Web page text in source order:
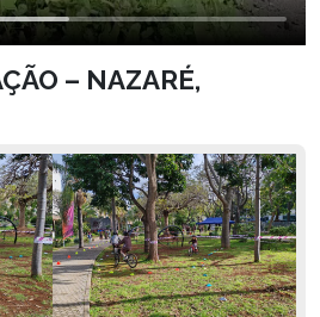
– NAZARÉ,